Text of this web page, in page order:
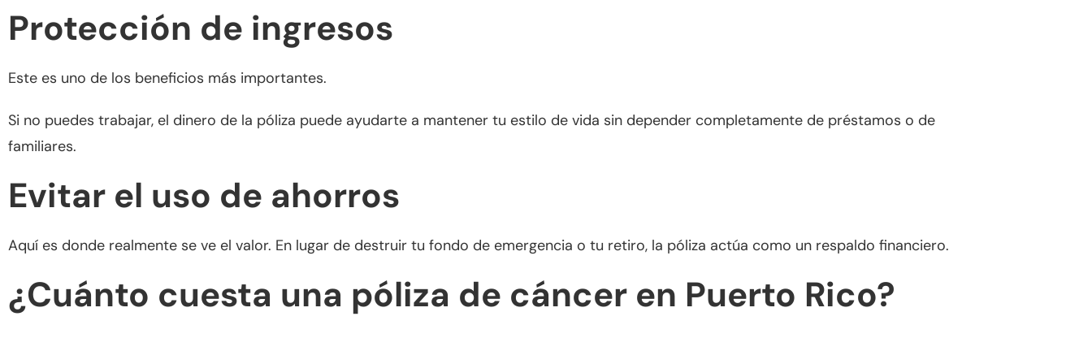
Protección de ingresos
Este es uno de los beneficios más importantes.
Si no puedes trabajar, el dinero de la póliza puede ayudarte a mantener tu estilo de vida sin depender completamente de préstamos o de
familiares.
Evitar el uso de ahorros
Aquí es donde realmente se ve el valor. En lugar de destruir tu fondo de emergencia o tu retiro, la póliza actúa como un respaldo financiero.
¿Cuánto cuesta una póliza de cáncer en Puerto Rico?